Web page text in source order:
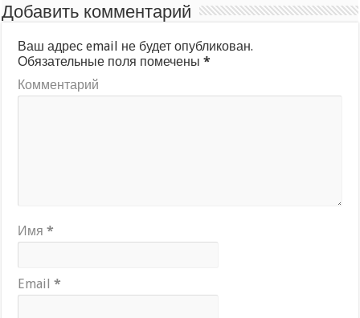
Добавить комментарий
Ваш адрес email не будет опубликован.
Обязательные поля помечены*
Комментарий
Имя*
Email*